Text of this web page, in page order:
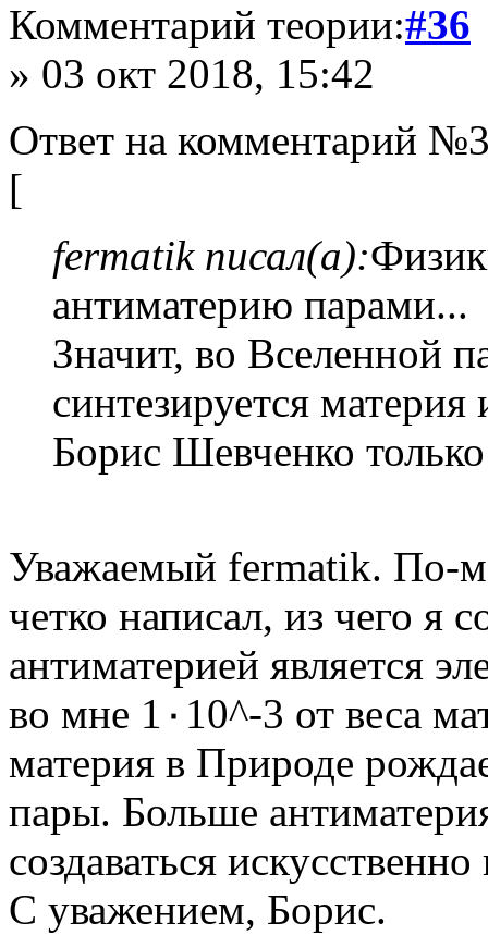
Комментарий теории:#36
» 03 окт 2018, 15:42
Ответ на комментарий
[
fermatik писал(а):
антиматерию парами...
Значит, во Вселенной
синтезируется
Борис Шевченко
Уважаемый fermatik. По-
четко написал, из чего я
антиматерией является
во мне 1٠10^-3 от веса материи. Парами антиматерия и
материя в Природе
пары. Больше
создаваться
С уважением, Борис.